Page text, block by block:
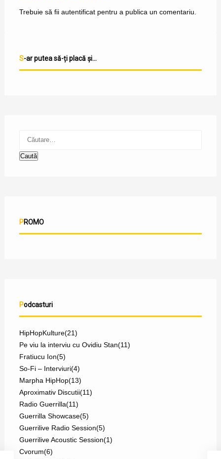
Trebuie să fii autentificatpentru a publica un comentariu.
S-ar putea să-ți placă și...
Caută
PROMO
Podcasturi
HipHopKulture(21)
Pe viu la interviu cu Ovidiu Stan(11)
Fratiucu Ion(5)
So-Fi – Interviuri(4)
Marpha HipHop(13)
Aproximativ Discutii(11)
Radio Guerrilla(11)
Guerrilla Showcase(5)
Guerrilive Radio Session(5)
Guerrilive Acoustic Session(1)
Cvorum(6)